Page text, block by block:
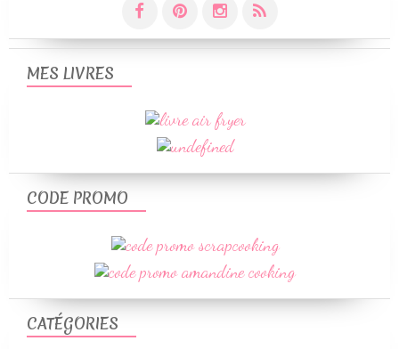
CATÉGORIES
MES LIVRES
CODE PROMO